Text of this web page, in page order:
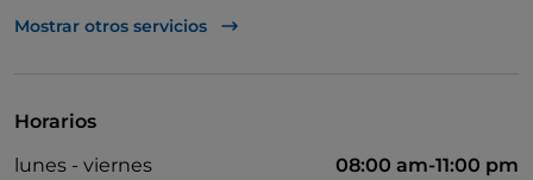
Visa
Mostrar otros servicios
Horarios
lunes - viernes
08:00 am-11:00 pm